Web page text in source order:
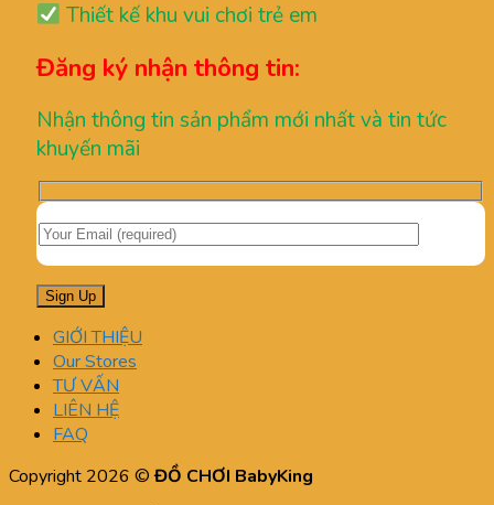
Thiết kế khu vui chơi trẻ em
Đăng ký nhận thông tin:
Nhận thông tin sản phẩm mới nhất và tin tức
khuyến mãi
GIỚI THIỆU
Our Stores
TƯ VẤN
LIÊN HỆ
FAQ
Copyright 2026 ©ĐỒ CHƠI BabyKing